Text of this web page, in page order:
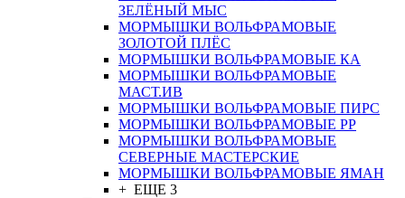
ЗЕЛЁНЫЙ МЫС
МОРМЫШКИ ВОЛЬФРАМОВЫЕ
ЗОЛОТОЙ ПЛЁС
МОРМЫШКИ ВОЛЬФРАМОВЫЕ КА
МОРМЫШКИ ВОЛЬФРАМОВЫЕ
МАСТ.ИВ
МОРМЫШКИ ВОЛЬФРАМОВЫЕ ПИРС
МОРМЫШКИ ВОЛЬФРАМОВЫЕ РР
МОРМЫШКИ ВОЛЬФРАМОВЫЕ
СЕВЕРНЫЕ МАСТЕРСКИЕ
МОРМЫШКИ ВОЛЬФРАМОВЫЕ ЯМАН
+ ЕЩЕ 3